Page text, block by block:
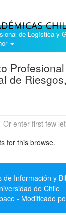
de Logística y
de
for this browse.
de Información y
de Chile
- Modificado